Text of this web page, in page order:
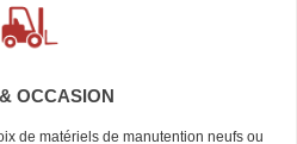
OCCASION
de matériels de manutention neufs ou